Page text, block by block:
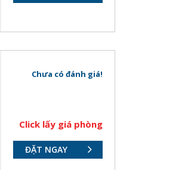
Chưa có đánh giá!
Click lấy giá phòng
ĐẶT NGAY